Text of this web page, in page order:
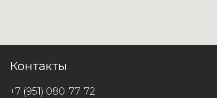
Контакты
+7 (951) 080-77-72